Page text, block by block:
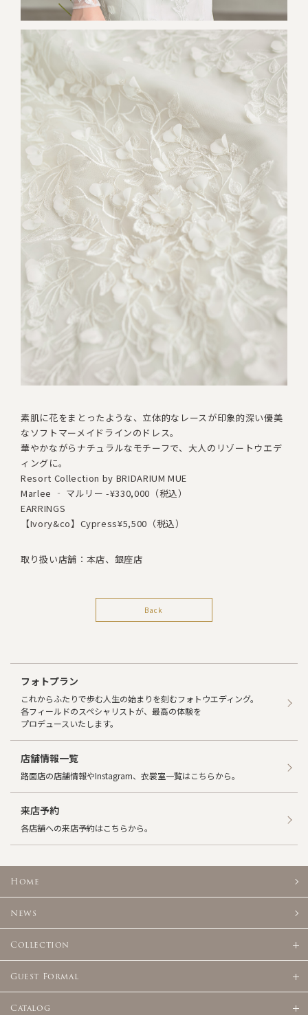
素肌に花をまとったような、立体的なレースが印象的深い優美
なソフトマーメイドラインのドレス。
華やかながらナチュラルなモチーフで、大人のリゾートウエデ
ィングに。
Resort Collection by BRIDARIUM MUE
Marlee ‐ マルリー -¥330,000（税込）
EARRINGS
【Ivory&co】Cypress¥5,500（税込）
取り扱い店舗：本店、銀座店
Back
フォトプラン
これからふたりで歩む人生の始まりを刻むフォトウエディング。
各フィールドのスペシャリストが、最高の体験を
プロデュースいたします。
店舗情報一覧
路面店の店舗情報やInstagram、衣裳室一覧はこちらから。
来店予約
各店舗への来店予約はこちらから。
Home
News
Collection
Guest Formal
Catalog